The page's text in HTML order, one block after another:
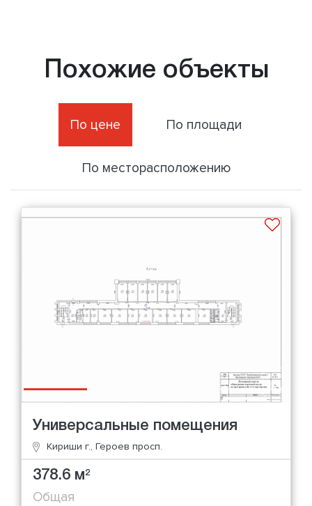
Похожие объекты
По цене По площади
По месторасположению
Универсальные помещения
Кириши г., Героев просп.
378.6 м2
Общая